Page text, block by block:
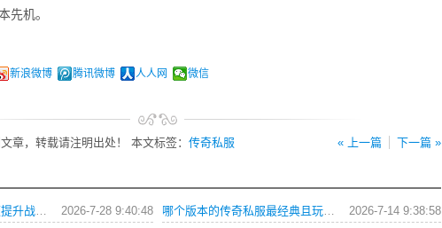
先机。
新浪微博 腾讯微博 人人网 微信
« 上一篇 下一篇 »
章，转载请注明出处！ 本文标签： 传奇私服
2026-7-28 9:40:48
最新版传奇私服如何快速提升战力与获取稀有装备？ 2026-7-14 9:38:58
哪个版本的传奇私服最经典且玩法多样求推荐？